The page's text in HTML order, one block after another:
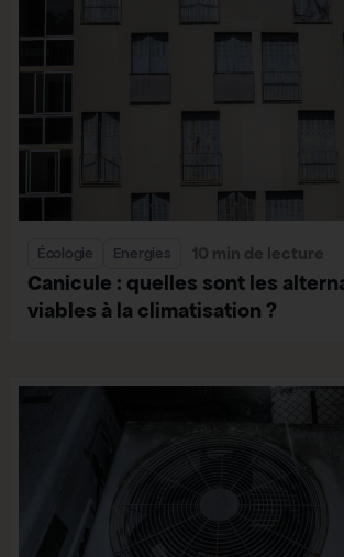
Écologie Energies 10 min de lecture
Canicule : quelles sont les
viables à la climatisation ?